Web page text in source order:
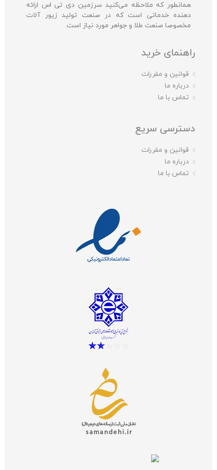
همانطور که ملاحظه می‌کنید سرزمین دی تی اس ارائه
دهنده خدماتی است که در صنعت تولید زیور آلات
مخصوصا صنعت طلا و جواهر مورد نیاز است.
راهنمای خرید
قوانین و مقررات
درباره ما
تماس با ما
دسترسی سریع
قوانین و مقررات
درباره ما
تماس با ما